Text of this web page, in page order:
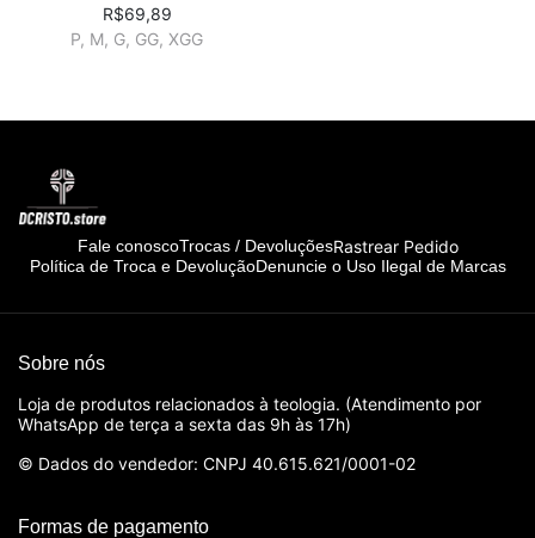
R$69,89
P, M, G, GG, XGG
Fale conoscoTrocas / DevoluçõesRastrear Pedido
Política de Troca e DevoluçãoDenuncie o Uso Ilegal de Marcas
Sobre nós
Loja de produtos relacionados à teologia. (Atendimento por
WhatsApp de terça a sexta das 9h às 17h)
© Dados do vendedor: CNPJ 40.615.621/0001-02
Formas de pagamento